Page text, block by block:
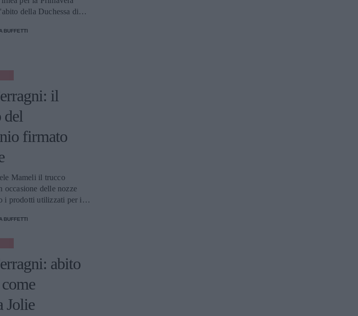
della Duchessa di
BUFFETTI
il
del
firmato
Mameli il trucco
occasione delle nozze
i prodotti utilizzati per il
BUFFETTI
abito
Jolie